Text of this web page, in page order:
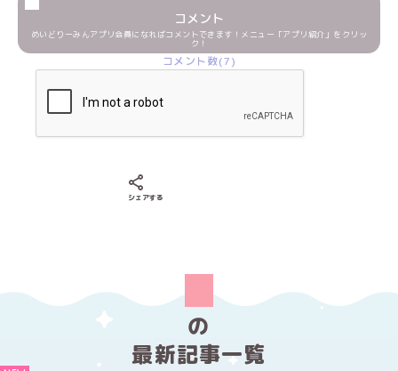
コメント
めいどりーみんアプリ会員になればコメントできます！メニュー「アプリ紹介」をクリッ
ク！
コメント数(7)
シェアする
の
最新記事一覧